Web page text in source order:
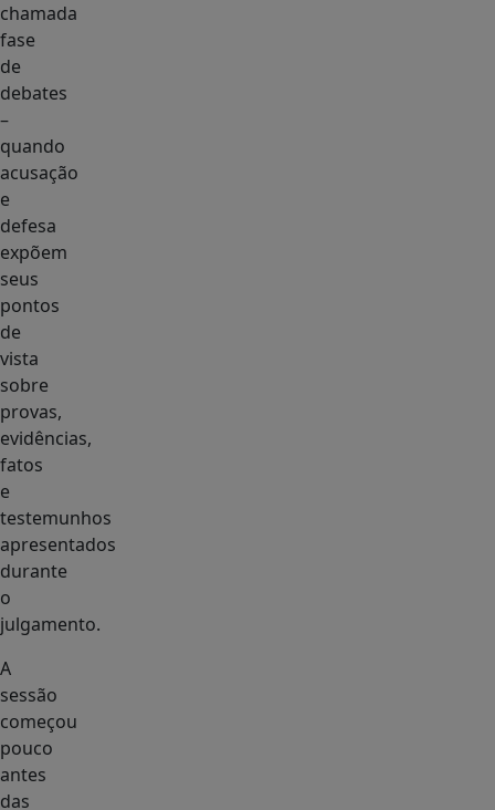
chamada
fase
de
debates
–
quando
acusação
e
defesa
expõem
seus
pontos
de
vista
sobre
provas,
evidências,
fatos
e
testemunhos
apresentados
durante
o
julgamento.
A
sessão
começou
pouco
antes
das